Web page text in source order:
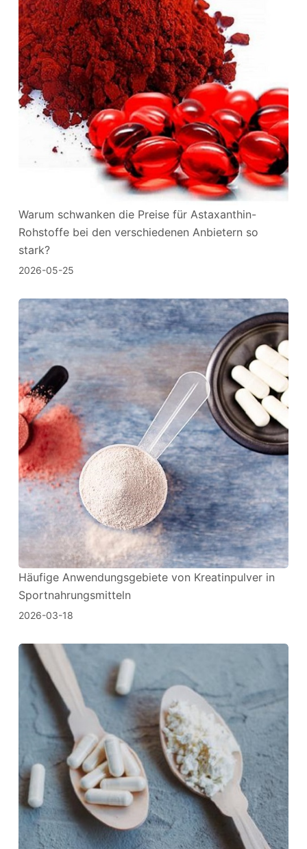
Warum schwanken die Preise für Astaxanthin-
Rohstoffe bei den verschiedenen Anbietern so
stark?
2026-05-25
Häufige Anwendungsgebiete von Kreatinpulver in
Sportnahrungsmitteln
2026-03-18